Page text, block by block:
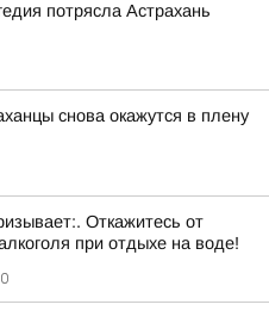
потрясла Астрахань
снова окажутся в плену
Откажитесь от
при отдыхе на воде!